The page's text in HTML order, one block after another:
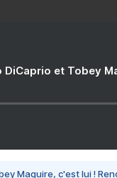
DiCaprio et Tobey
Maguire, c'est lui !